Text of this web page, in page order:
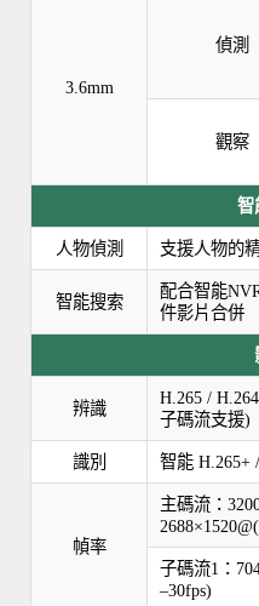
3.6mm
偵測
觀察
智
人物偵測 支援人物的
智能搜索
配合智能
件影片合併
辨識
H.265 /
子碼流支援)
識別 智能 H.265+
幀率
主碼流：
子碼流1：
–30fps)